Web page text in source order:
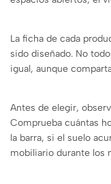
La ficha de cada
sido diseñado. No
igual, aunque
Antes de elegir,
Comprueba cuántas
la barra, si el suelo
mobiliario durante los